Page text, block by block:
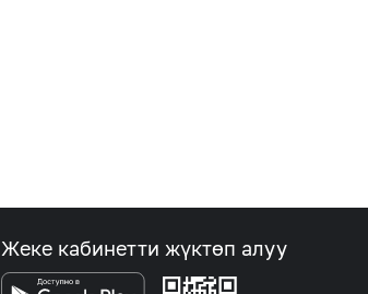
Жеке кабинетти жүктөп алуу